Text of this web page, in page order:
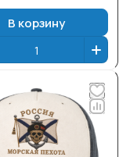
В корзину